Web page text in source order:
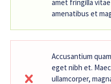
amet fringilla
amenatibus et
Accusantium
eget nibh et.
ullamcorper,